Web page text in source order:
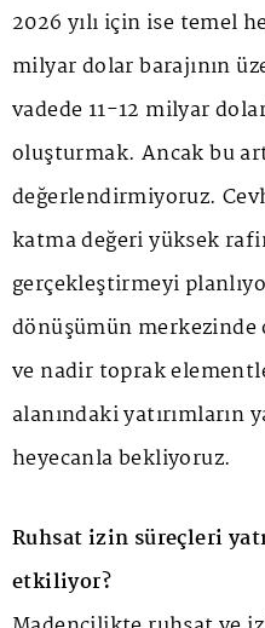
2026 yılı için ise temel
milyar dolar barajının
vadede 11-12 milyar
oluşturmak. Ancak bu
değerlendirmiyoruz.
katma değeri yüksek
gerçekleştirmeyi
dönüşümün
ve nadir toprak
alanındaki yatırımların
heyecanla bekliyoruz.
Ruhsat izin süreçleri
etkiliyor?